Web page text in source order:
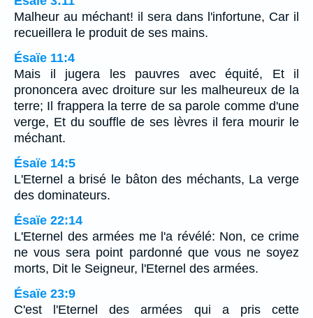
Malheur au méchant! il sera dans l'infortune, Car il
recueillera le produit de ses mains.
Ésaïe 11:4
Mais il jugera les pauvres avec équité, Et il
prononcera avec droiture sur les malheureux de la
terre; Il frappera la terre de sa parole comme d'une
verge, Et du souffle de ses lèvres il fera mourir le
méchant.
Ésaïe 14:5
L'Eternel a brisé le bâton des méchants, La verge
des dominateurs.
Ésaïe 22:14
L'Eternel des armées me l'a révélé: Non, ce crime
ne vous sera point pardonné que vous ne soyez
morts, Dit le Seigneur, l'Eternel des armées.
Ésaïe 23:9
C'est l'Eternel des armées qui a pris cette